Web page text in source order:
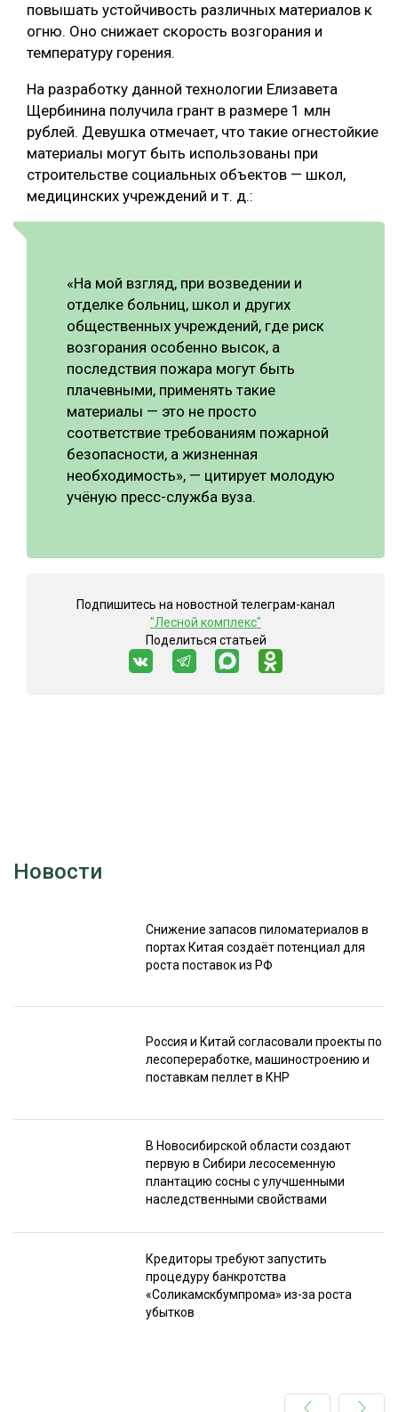
БЕЗОПАСНОЕ ПРОИЗВОДСТВО
СОРТИРОВКА ДРЕВЕСИНЫ
СУШКА ДРЕВЕСИНЫ
МЕБЕЛЬНОЕ ПРОИЗВОДСТВО
повышать устойчивость различных материалов к
огню. Оно снижает скорость возгорания и
температуру горения.
На разработку данной технологии Елизавета
Щербинина получила грант в размере 1 млн
рублей. Девушка отмечает, что такие огнестойкие
материалы могут быть использованы при
строительстве социальных объектов — школ,
медицинских учреждений и т. д.:
«На мой взгляд, при возведении и
отделке больниц, школ и других
общественных учреждений, где риск
возгорания особенно высок, а
последствия пожара могут быть
плачевными, применять такие
материалы — это не просто
соответствие требованиям пожарной
безопасности, а жизненная
необходимость», — цитирует молодую
учёную пресс-служба вуза.
Подпишитесь на новостной телеграм-канал
"Лесной комплекс"
Поделиться статьей
Новости
Снижение запасов пиломатериалов в
портах Китая создаёт потенциал для
роста поставок из РФ
Россия и Китай согласовали проекты по
лесопереработке, машиностроению и
поставкам пеллет в КНР
В Новосибирской области создают
первую в Сибири лесосеменную
плантацию сосны с улучшенными
наследственными свойствами
Кредиторы требуют запустить
процедуру банкротства
«Соликамскбумпрома» из-за роста
убытков